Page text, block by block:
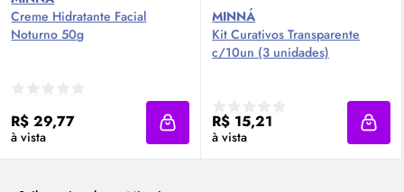
Creme Hidratante Facial
Noturno 50g
R$ 29,77
à vista Adicionar à sacola
MINNÁ
Kit Curativos Transparente
c/10un (3 unidades)
R$ 15,21
à vista